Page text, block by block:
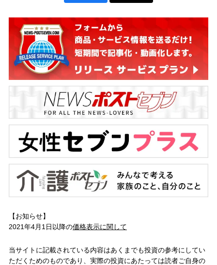
【お知らせ】
2021年4月1日以降の価格表示に関して
当サイトに記載されている内容はあくまでも投資の参考にしてい
ただくためのものであり、実際の投資にあたっては読者ご自身の